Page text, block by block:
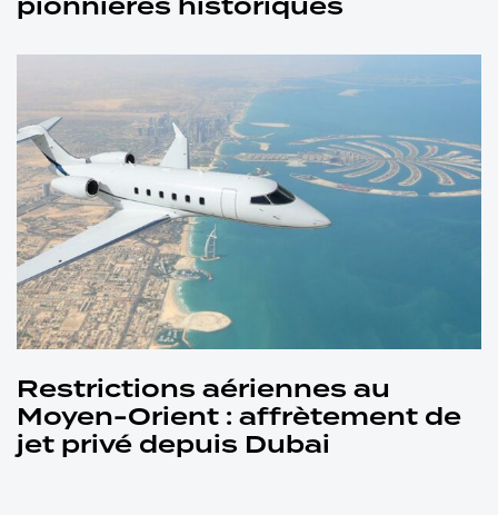
Restrictions aériennes au
Moyen-Orient : affrètement de
jet privé depuis Dubai